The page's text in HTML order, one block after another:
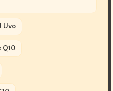
Uvo
Q10